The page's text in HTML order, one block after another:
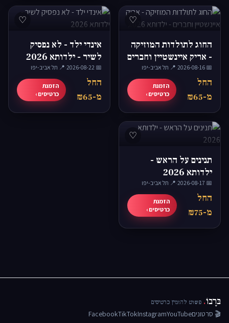
♡
החוג לתולדות המוזיקה
- אריק איינשטיין וחברים
- ילדותא 2026
📅 2026-08-16
·📍 תל אביב-יפו
החל
מ-₪65
הזמנת
כרטיסים ›
♡
אינדי ילד - לא נפסיק
לשיר - ילדותא 2026
📅 2026-08-22
·📍 תל אביב-יפו
החל
מ-₪65
הזמנת
כרטיסים ›
♡
תנינים על הראש -
ילדותא 2026
📅 2026-08-17
·📍 תל אביב-יפו
החל
מ-₪75
הזמנת
כרטיסים ›
בּרָבוֹ. פשוט להזמין כרטיסים
🎬 סרטוניםYouTube
Instagram
TikTok
Facebook